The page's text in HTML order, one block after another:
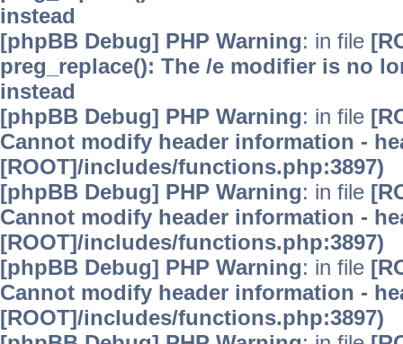
instead
[phpBB Debug] PHP Warning: in file
preg_replace(): The /e modifier is no
instead
[phpBB Debug] PHP Warning: in file
Cannot modify header information -
[ROOT]/includes/functions.php:3897)
[phpBB Debug] PHP Warning: in file
Cannot modify header information -
[ROOT]/includes/functions.php:3897)
[phpBB Debug] PHP Warning: in file
Cannot modify header information -
[ROOT]/includes/functions.php:3897)